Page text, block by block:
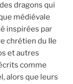
dragons qui
médiévale
inspirées par
chrétien du IIe
et autres
comme
alors que leurs